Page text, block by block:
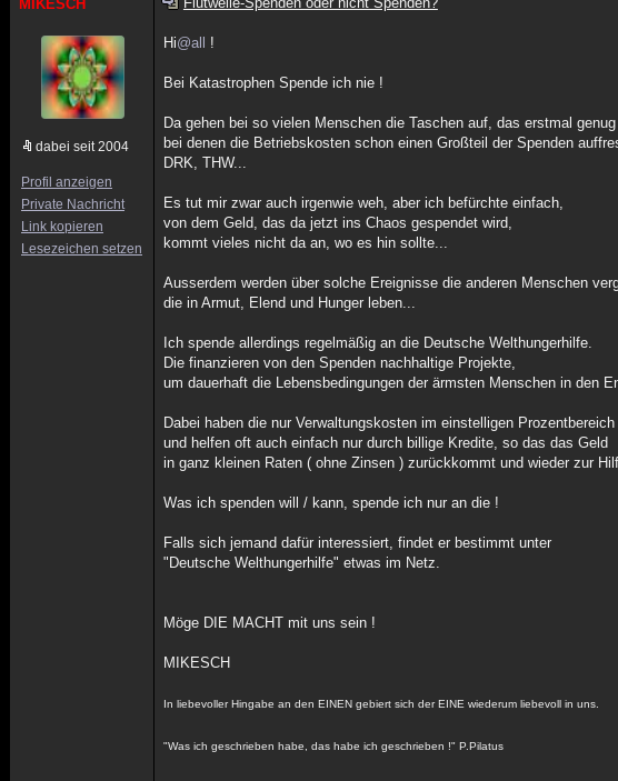
MIKESCH
dabei seit 2004
Profil anzeigen
Private Nachricht
Link kopieren
Lesezeichen setzen
Hi@all !
Bei Katastrophen Spende ich nie !
Da gehen bei so vielen Menschen die Taschen auf, das erstmal
bei denen die Betriebskosten schon einen Großteil der Spenden
DRK, THW...
Es tut mir zwar auch irgenwie weh, aber ich befürchte einfach,
von dem Geld, das da jetzt ins Chaos gespendet wird,
kommt vieles nicht da an, wo es hin sollte...
Ausserdem werden über solche Ereignisse die anderen Menschen
die in Armut, Elend und Hunger leben...
Ich spende allerdings regelmäßig an die Deutsche Welthungerhilfe.
Die finanzieren von den Spenden nachhaltige Projekte,
um dauerhaft die Lebensbedingungen der ärmsten Menschen in den
Dabei haben die nur Verwaltungskosten im einstelligen Prozentbereich
und helfen oft auch einfach nur durch billige Kredite, so das das Geld
in ganz kleinen Raten ( ohne Zinsen ) zurückkommt und wieder zur
Was ich spenden will / kann, spende ich nur an die !
Falls sich jemand dafür interessiert, findet er bestimmt unter
"Deutsche Welthungerhilfe" etwas im Netz.
Möge DIE MACHT mit uns sein !
MIKESCH
In liebevoller Hingabe an den EINEN gebiert sich der EINE wiederum liebevoll in uns.
"Was ich geschrieben habe, das habe ich geschrieben !" P.Pilatus